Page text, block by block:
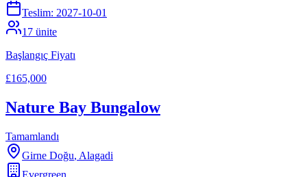
Teslim: 2027-10-01
17 ünite
Başlangıç Fiyatı
£165,000
Nature Bay Bungalow
Tamamlandı
Girne Doğu, Alagadi
Evergreen